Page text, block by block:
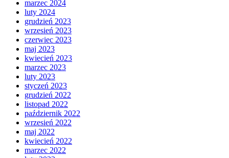
marzec 2024
luty 2024
grudzień 2023
wrzesień 2023
czerwiec 2023
maj 2023
kwiecień 2023
marzec 2023
luty 2023
styczeń 2023
grudzień 2022
listopad 2022
październik 2022
wrzesień 2022
maj 2022
kwiecień 2022
marzec 2022